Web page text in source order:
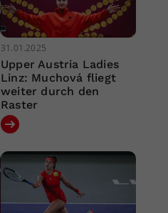
31.01.2025
Upper Austria Ladies
Linz: Muchová fliegt
weiter durch den
Raster